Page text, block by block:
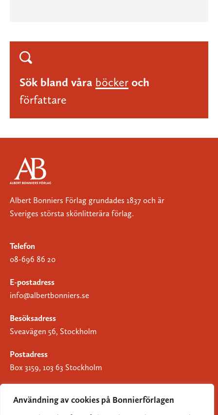
Användning av cookies på Bonnierförlagen
Sök bland våra böcker och
författare
Albert Bonniers Förlag grundades 1837 och är
Sveriges största skönlitterära förlag.
Telefon
08-696 86 20
E-postadress
info@albertbonniers.se
Besöksadress
Sveavägen 56, Stockholm
Postadress
Box 3159, 103 63 Stockholm